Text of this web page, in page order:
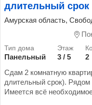
длительный срок
Амурская область,
Панельный 3 / 5 2
Сдам 2 комнатную
длительный срок).
Имеется всё